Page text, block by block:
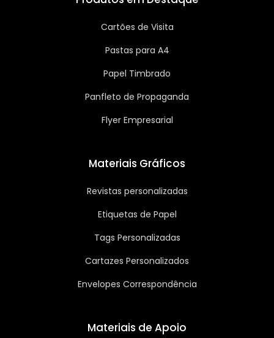
Cartões de Visita
Pastas para A4
Papel Timbrado
Panfleto de Propaganda
Flyer Empresarial
Materiais Gráficos
Revistas personalizadas
Etiquetas de Papel
Tags Personalizadas
Cartazes Personalizados
Envelopes Correspondência
Materiais de Apoio